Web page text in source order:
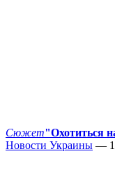
Сюжет"Охотиться
Новости Украины —